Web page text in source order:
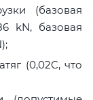
(базовая
kN, базовая
(0,02C, что